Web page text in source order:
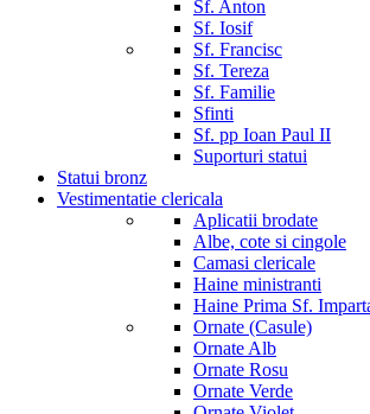
Sf. Anton
Sf. Iosif
Sf. Francisc
Sf. Tereza
Sf. Familie
Sfinti
Sf. pp Ioan Paul II
Suporturi statui
Statui bronz
Vestimentatie clericala
Aplicatii brodate
Albe, cote si cingole
Camasi clericale
Haine ministranti
Haine Prima Sf.
Ornate (Casule)
Ornate Alb
Ornate Rosu
Ornate Verde